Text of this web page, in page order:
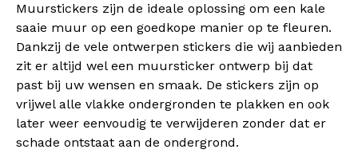
Muurstickers zijn de ideale oplossing om een kale
saaie muur op een goedkope manier op te fleuren.
Dankzij de vele ontwerpen stickers die wij aanbieden
zit er altijd wel een muursticker ontwerp bij dat
past bij uw wensen en smaak. De stickers zijn op
vrijwel alle vlakke ondergronden te plakken en ook
later weer eenvoudig te verwijderen zonder dat er
schade ontstaat aan de ondergrond.